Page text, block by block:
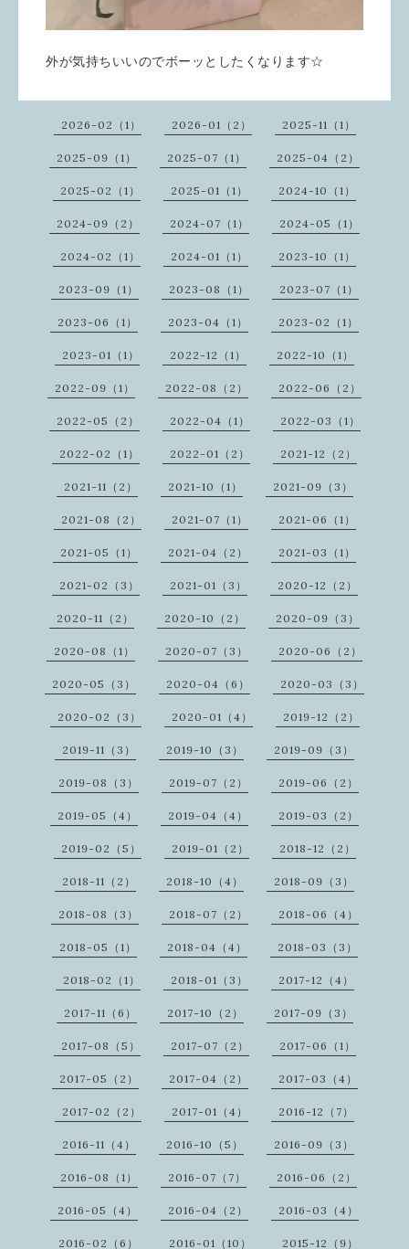
外が気持ちいいのでボーッとしたくなります☆
2026-02（1） 2026-01（2） 2025-11（1）
2025-09（1） 2025-07（1） 2025-04（2）
2025-02（1） 2025-01（1） 2024-10（1）
2024-09（2） 2024-07（1） 2024-05（1）
2024-02（1） 2024-01（1） 2023-10（1）
2023-09（1） 2023-08（1） 2023-07（1）
2023-06（1） 2023-04（1） 2023-02（1）
2023-01（1） 2022-12（1） 2022-10（1）
2022-09（1） 2022-08（2） 2022-06（2）
2022-05（2） 2022-04（1） 2022-03（1）
2022-02（1） 2022-01（2） 2021-12（2）
2021-11（2） 2021-10（1） 2021-09（3）
2021-08（2） 2021-07（1） 2021-06（1）
2021-05（1） 2021-04（2） 2021-03（1）
2021-02（3） 2021-01（3） 2020-12（2）
2020-11（2） 2020-10（2） 2020-09（3）
2020-08（1） 2020-07（3） 2020-06（2）
2020-05（3） 2020-04（6） 2020-03（3）
2020-02（3） 2020-01（4） 2019-12（2）
2019-11（3） 2019-10（3） 2019-09（3）
2019-08（3） 2019-07（2） 2019-06（2）
2019-05（4） 2019-04（4） 2019-03（2）
2019-02（5） 2019-01（2） 2018-12（2）
2018-11（2） 2018-10（4） 2018-09（3）
2018-08（3） 2018-07（2） 2018-06（4）
2018-05（1） 2018-04（4） 2018-03（3）
2018-02（1） 2018-01（3） 2017-12（4）
2017-11（6） 2017-10（2） 2017-09（3）
2017-08（5） 2017-07（2） 2017-06（1）
2017-05（2） 2017-04（2） 2017-03（4）
2017-02（2） 2017-01（4） 2016-12（7）
2016-11（4） 2016-10（5） 2016-09（3）
2016-08（1） 2016-07（7） 2016-06（2）
2016-05（4） 2016-04（2） 2016-03（4）
2016-02（6） 2016-01（10） 2015-12（9）